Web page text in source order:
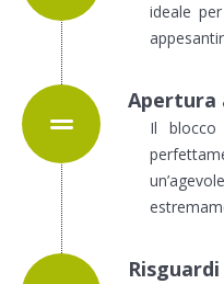
ideale
Apertura
Il blocco